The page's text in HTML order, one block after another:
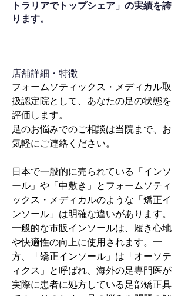
トラリアでトップシェア」の実績を誇
ります。
​店舗詳細・特徴
フォームソティックス・メディカル取
扱認定院として、あなたの足の状態を
評価します。
足のお悩みでのご相談は当院まで、お
気軽にご連絡ください。
日本で一般的に売られている「インソ
ール」や「中敷き」とフォームソティ
ックス・メディカルのような「矯正イ
ンソール」は明確な違いがあります。
一般的な市販インソールは、履き心地
や快適性の向上に使用されます。一
方、「矯正インソール」は「オーソテ
ィクス」と呼ばれ、海外の足専門医が
実際に患者に処方している足部矯正具